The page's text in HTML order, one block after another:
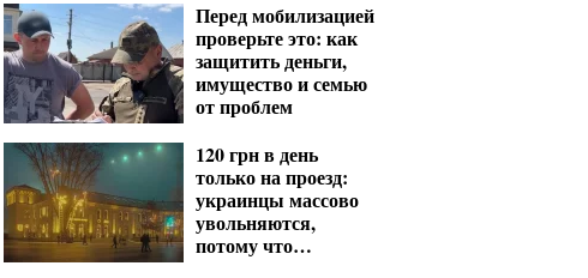
Перед мобилизацией
проверьте это: как
защитить деньги,
имущество и семью
от проблем
120 грн в день
только на проезд:
украинцы массово
увольняются,
потому что